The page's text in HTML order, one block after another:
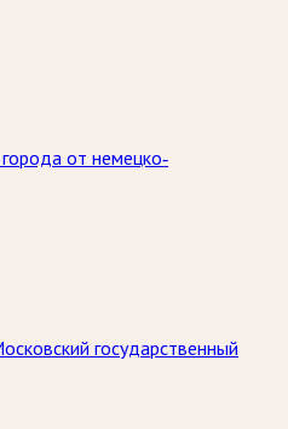
от немецко-
государственный